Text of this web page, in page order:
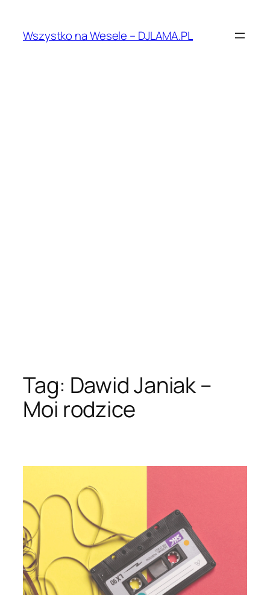
treściWszystko na Wesele – DJLAMA.PL
Tag: Dawid Janiak –
Moi rodzice